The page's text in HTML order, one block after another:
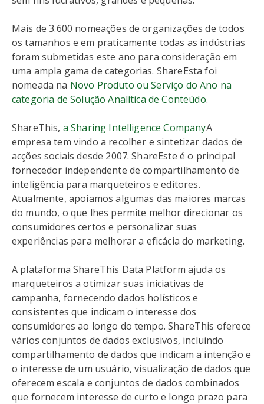
Mais de 3.600 nomeações de organizações de todos
os tamanhos e em praticamente todas as indústrias
foram submetidas este ano para consideração em
uma ampla gama de categorias. ShareEsta foi
nomeada na Novo Produto ou Serviço do Ano na
categoria de Solução Analítica de Conteúdo.
ShareThis, a Sharing Intelligence CompanyA
empresa tem vindo a recolher e sintetizar dados de
acções sociais desde 2007. ShareEste é o principal
fornecedor independente de compartilhamento de
inteligência para marqueteiros e editores.
Atualmente, apoiamos algumas das maiores marcas
do mundo, o que lhes permite melhor direcionar os
consumidores certos e personalizar suas
experiências para melhorar a eficácia do marketing.
A plataforma ShareThis Data Platform ajuda os
marqueteiros a otimizar suas iniciativas de
campanha, fornecendo dados holísticos e
consistentes que indicam o interesse dos
consumidores ao longo do tempo. ShareThis oferece
vários conjuntos de dados exclusivos, incluindo
compartilhamento de dados que indicam a intenção e
o interesse de um usuário, visualização de dados que
oferecem escala e conjuntos de dados combinados
que fornecem interesse de curto e longo prazo para